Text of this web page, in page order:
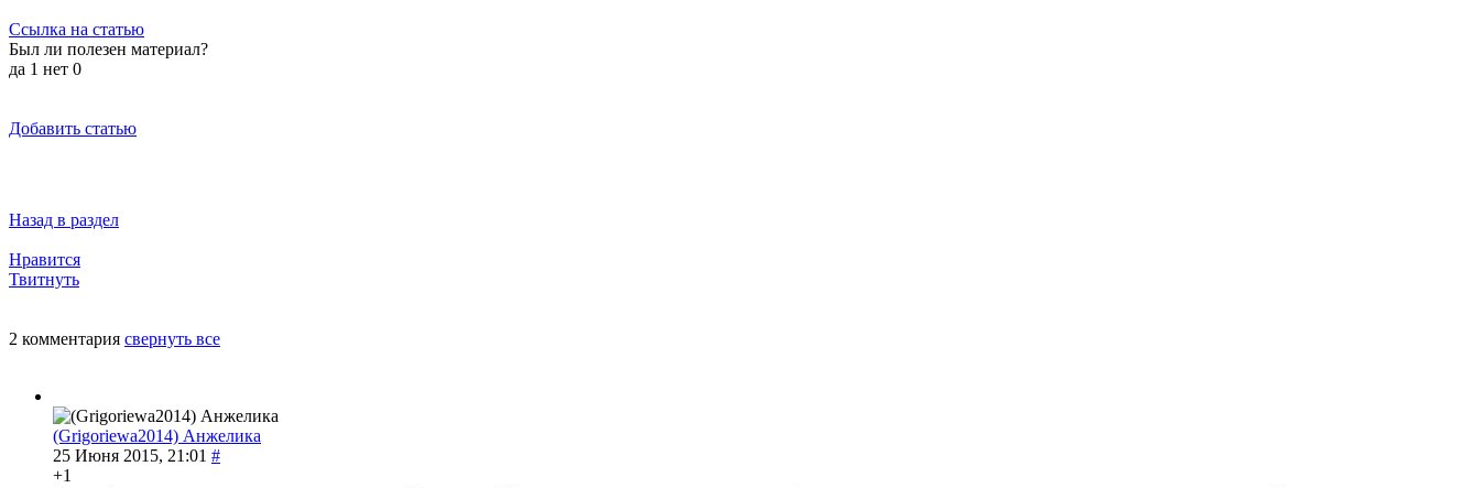
Ссылка на статью
Был ли полезен материал?
да 1 нет 0
Добавить статью
Назад в раздел
Нравится
Твитнуть
2 комментария свернуть все
(Grigoriewa2014) Анжелика
25 Июня 2015, 21:01 #
+1